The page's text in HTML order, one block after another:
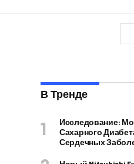
В Тренде
Исследование:
Сахарного
Сердечных